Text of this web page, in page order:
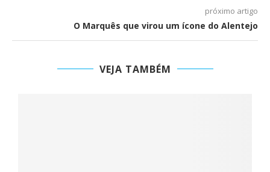
próximo artigo
O Marquês que virou um ícone do Alentejo
VEJA TAMBÉM